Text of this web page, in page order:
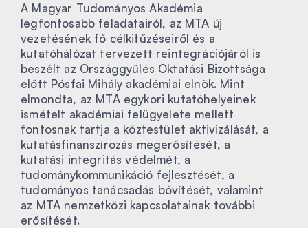
A Magyar Tudományos Akadémia
legfontosabb feladatairól, az MTA új
vezetésének fő célkitűzéseiről és a
kutatóhálózat tervezett reintegrációjáról is
beszélt az Országgyűlés Oktatási Bizottsága
előtt Pósfai Mihály akadémiai elnök. Mint
elmondta, az MTA egykori kutatóhelyeinek
ismételt akadémiai felügyelete mellett
fontosnak tartja a köztestület aktivizálását, a
kutatásfinanszírozás megerősítését, a
kutatási integritás védelmét, a
tudománykommunikáció fejlesztését, a
tudományos tanácsadás bővítését, valamint
az MTA nemzetközi kapcsolatainak további
erősítését.